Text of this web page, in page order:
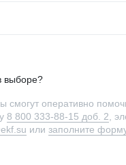
выборе?
смогут оперативно
8 800 333-88-15 доб. 2 ,
или заполните